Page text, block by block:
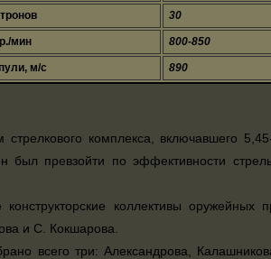
30
мин 800-850
м/с 890
комплекса, включавшего
был превзойти по эффективности
коллективы оружейных
и С. Кокшарова.
всего три: Александрова,